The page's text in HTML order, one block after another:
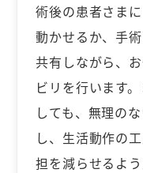
術後の患者さま
動かせるか、手
共有しながら、
ビリを行います
しても、無理の
し、生活動作の
担を減らせるよ